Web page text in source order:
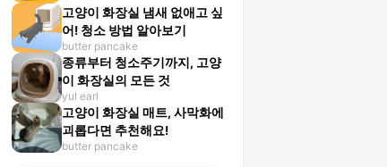
고양이 화장실 냄새 없애고 싶
어! 청소 방법 알아보기
butter pancake
종류부터 청소주기까지, 고양
이 화장실의 모든 것
yul earl
고양이 화장실 매트, 사막화에
괴롭다면 추천해요!
butter pancake